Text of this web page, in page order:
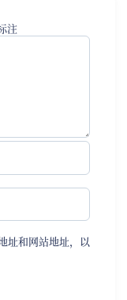
注
址和网站地址，以